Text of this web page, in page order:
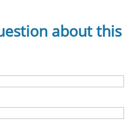
about this